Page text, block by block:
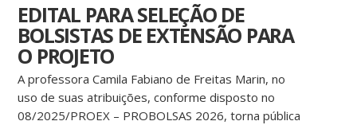
EDITAL PARA SELEÇÃO DE
BOLSISTAS DE EXTENSÃO PARA
O PROJETO
A professora Camila Fabiano de Freitas Marin, no
uso de suas atribuições, conforme disposto no
08/2025/PROEX – PROBOLSAS 2026, torna pública